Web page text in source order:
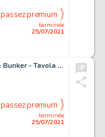
terminée
25/07/2021
passez premium
Alan Ford n. 14 - Magnus & Bunker - Tavola Originale pag. 59 "1, 2, 3, 4" - Page volante - Exemplaire unique - (1970)
terminée
25/07/2021
passez premium